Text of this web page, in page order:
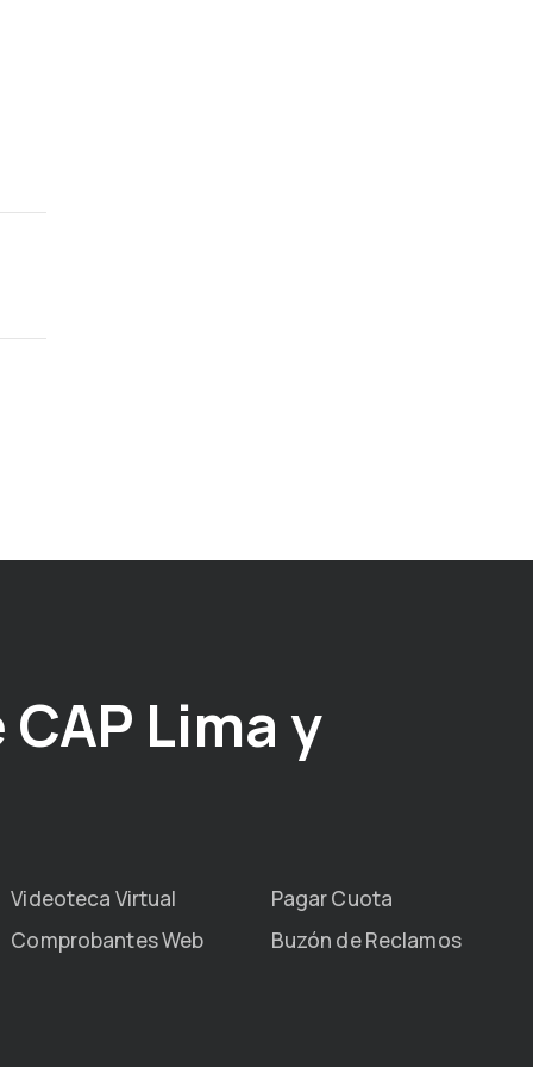
Lima y
Videoteca Virtual
Pagar Cuota
Comprobantes Web
Buzón de Reclamos